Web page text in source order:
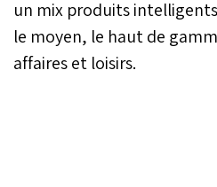
un mix produits
le moyen, le haut de
affaires et loisirs.